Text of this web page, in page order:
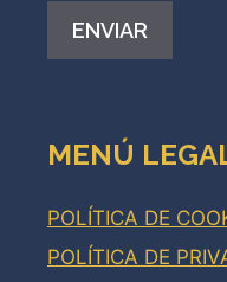
MENÚ
POLÍTICA DE
POLÍTICA DE